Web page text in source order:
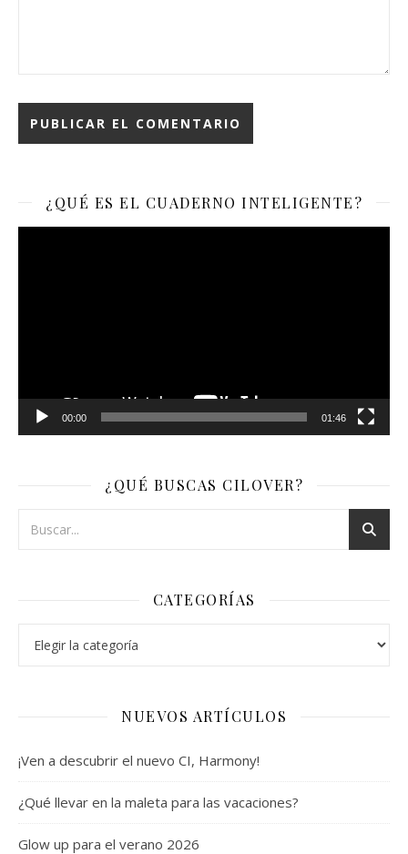
¿QUÉ ES EL CUADERNO INTELIGENTE?
00:00 01:46
¿QUÉ BUSCAS CILOVER?
CATEGORÍAS
NUEVOS ARTÍCULOS
¡Ven a descubrir el nuevo CI, Harmony!
¿Qué llevar en la maleta para las vacaciones?
Glow up para el verano 2026